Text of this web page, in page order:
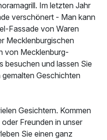
Im letzten Jahr
verschönert - Man kann
Fassade von Waren
Mecklenburgischen
von Mecklenburg-
besuchen und lassen Sie
Geschichten
Gesichtern. Kommen
Freunden in unser
Sie einen ganz